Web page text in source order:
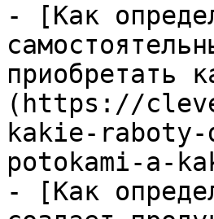
- [Как
приобретать
(https://
kakie-raboty-
potokami-a-
- [Как